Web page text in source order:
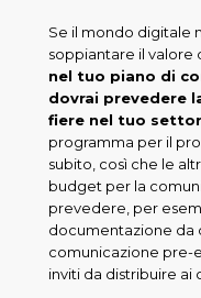
Se il mondo digitale
soppiantare il valore
nel tuo piano di
dovrai prevedere
fiere nel tuo
programma per il
subito, così che le
budget per la
prevedere, per
documentazione da
comunicazione pre-
inviti da distribuire ai